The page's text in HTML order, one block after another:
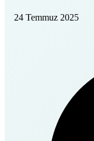
24 Temmuz 2025